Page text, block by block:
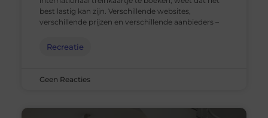
best lastig kan zijn. Verschillende websites,
verschillende prijzen en verschillende aanbieders –
Recreatie
Geen Reacties